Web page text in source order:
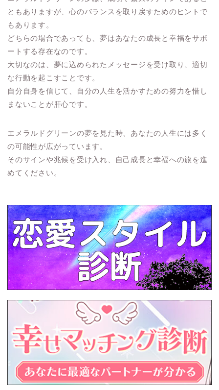
ともありますが、心のバランスを取り戻すためのヒントで
もあります。
どちらの場合であっても、夢はあなたの成長と幸福をサポ
ートする存在なのです。
大切なのは、夢に込められたメッセージを受け取り、適切
な行動を起こすことです。
自分自身を信じて、自分の人生を活かすための努力を惜し
まないことが肝心です。
エメラルドグリーンの夢を見た時、あなたの人生には多く
の可能性が広がっています。
そのサインや兆候を受け入れ、自己成長と幸福への旅を進
めてください。